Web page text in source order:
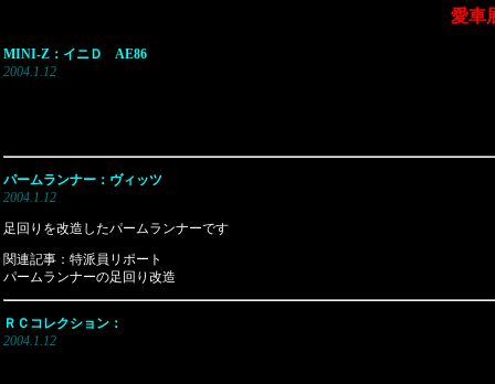
愛車
MINI-Z：イニＤ AE86
2004.1.12
パームランナー：ヴィッツ
2004.1.12
足回りを改造したパームランナーです
関連記事：特派員リポート
パームランナーの足回り改造
ＲＣコレクション：
2004.1.12